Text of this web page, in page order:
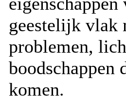
geestelijk vlak
problemen,
komen.